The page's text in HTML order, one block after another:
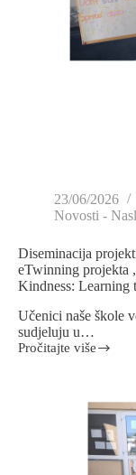
23/06/2026
Novosti -
Diseminacija
eTwinning projekta
Kindness: Learning
Učenici naše škole
sudjeluju u…
Pročitajte više